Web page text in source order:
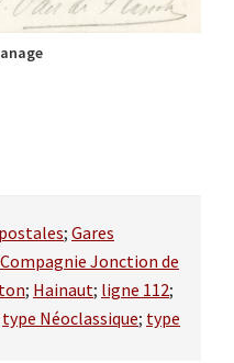
; Gares
Compagnie Jonction de
; Hainaut; ligne 112;
type Néoclassique; type